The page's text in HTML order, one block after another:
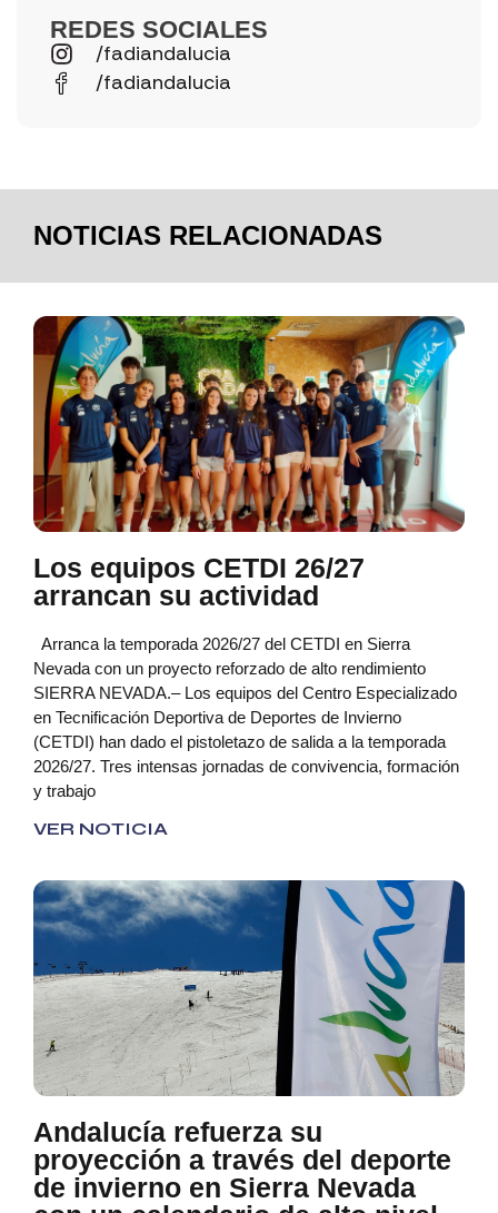
REDES SOCIALES
/fadiandalucia
/fadiandalucia
NOTICIAS RELACIONADAS
Los equipos CETDI 26/27
arrancan su actividad
Arranca la temporada 2026/27 del CETDI en Sierra
Nevada con un proyecto reforzado de alto rendimiento
SIERRA NEVADA.– Los equipos del Centro Especializado
en Tecnificación Deportiva de Deportes de Invierno
(CETDI) han dado el pistoletazo de salida a la temporada
2026/27. Tres intensas jornadas de convivencia, formación
y trabajo
VER NOTICIA
Andalucía refuerza su
proyección a través del deporte
de invierno en Sierra Nevada